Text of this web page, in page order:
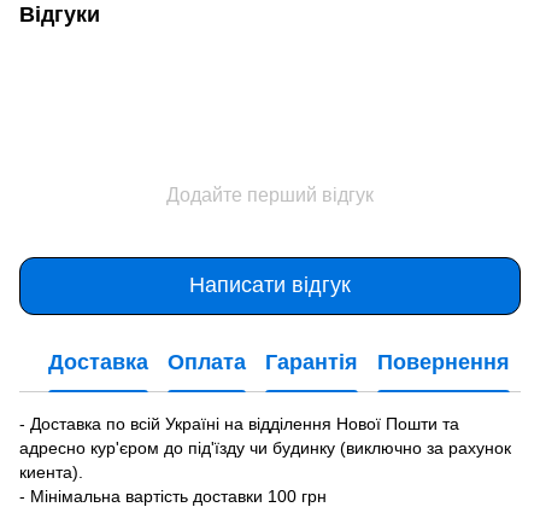
Відгуки
Додайте перший відгук
Написати відгук
Доставка Оплата Гарантія Повернення
- Доставка по всій Україні на відділення Нової Пошти та
адресно кур'єром до під'їзду чи будинку (виключно за рахунок
киента).
- Мінімальна вартість доставки 100 грн